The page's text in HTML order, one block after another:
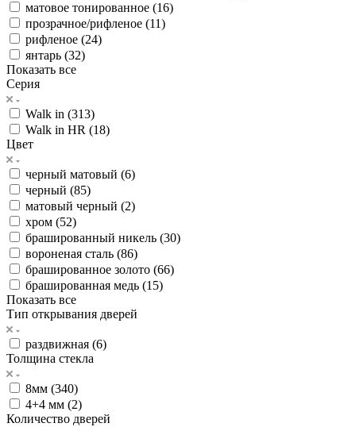
матовое тонированное (16)
прозрачное/рифленое (11)
рифленое (24)
янтарь (32)
Показать все
Серия
Walk in (313)
Walk in HR (18)
Цвет
черный матовый (6)
черный (85)
матовый черный (2)
хром (52)
брашированный никель (30)
вороненая сталь (86)
брашированное золото (66)
брашированная медь (15)
Показать все
Тип открывания дверей
раздвижная (6)
Толщина стекла
8мм (340)
4+4 мм (2)
Количество дверей